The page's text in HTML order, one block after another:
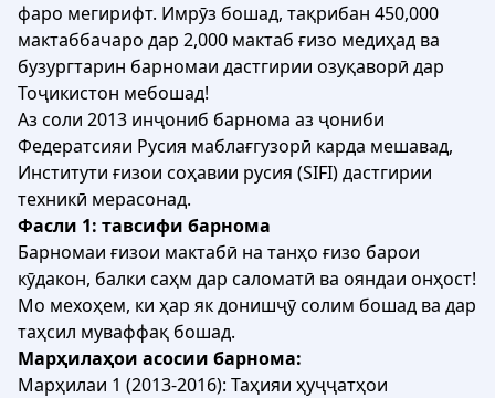
фаро мегирифт. Имрӯз бошад, тақрибан 450,000
мактаббачаро дар 2,000 мактаб ғизо медиҳад ва
бузургтарин барномаи дастгирии озуқаворӣ дар
Тоҷикистон мебошад!
Аз соли 2013 инҷониб барнома аз ҷониби
Федератсияи Русия маблағгузорӣ карда мешавад,
Институти ғизои соҳавии русия (SIFI) дастгирии
техникӣ мерасонад.
Фасли 1: тавсифи барнома
Барномаи ғизои мактабӣ на танҳо ғизо барои
кӯдакон, балки саҳм дар саломатӣ ва ояндаи онҳост!
Мо мехоҳем, ки ҳар як донишҷӯ солим бошад ва дар
таҳсил муваффақ бошад.
Марҳилаҳои асосии барнома:
Марҳилаи 1 (2013-2016): Таҳияи ҳуҷҷатҳои